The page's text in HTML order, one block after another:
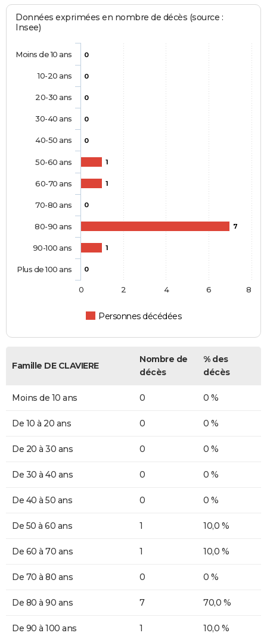
Données exprimées en nombre de décès (source :
Insee)
0
0
0
0
0
1
1
0
7
1
0
Personnes décédées
Moins de 10 ans
10-20 ans
20-30 ans
30-40 ans
40-50 ans
50-60 ans
60-70 ans
70-80 ans
80-90 ans
90-100 ans
Plus de 100 ans
0 2 4 6 8
Famille DE CLAVIERE
Nombre de
décès
% des
décès
Moins de 10 ans 0 0 %
De 10 à 20 ans 0 0 %
De 20 à 30 ans 0 0 %
De 30 à 40 ans 0 0 %
De 40 à 50 ans 0 0 %
De 50 à 60 ans 1 10,0 %
De 60 à 70 ans 1 10,0 %
De 70 à 80 ans 0 0 %
De 80 à 90 ans 7 70,0 %
De 90 à 100 ans 1 10,0 %